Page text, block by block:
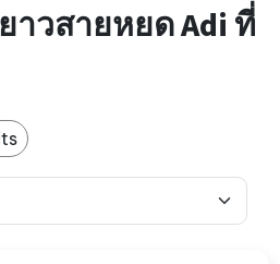
วสายหยด Adi ที่